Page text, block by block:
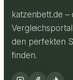
katzenbett.de –
den perfekten
finden.